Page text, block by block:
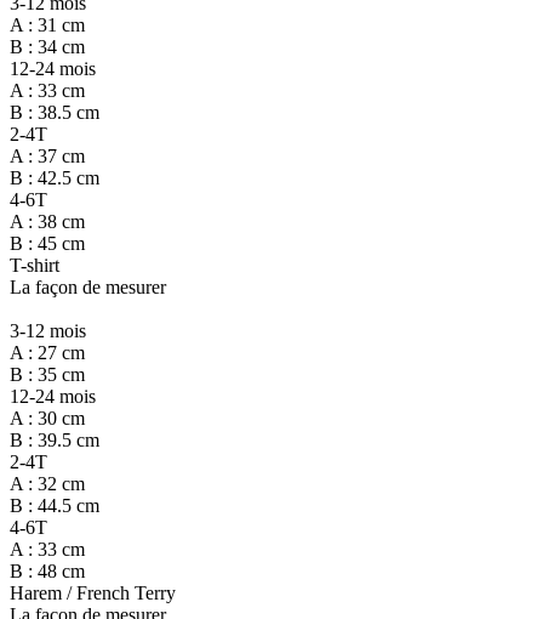
A : 31 cm
B : 34 cm
12-24 mois
A : 33 cm
B : 38.5 cm
2-4T
A : 37 cm
B : 42.5 cm
4-6T
A : 38 cm
B : 45 cm
T-shirt
La façon de mesurer
3-12 mois
A : 27 cm
B : 35 cm
12-24 mois
A : 30 cm
B : 39.5 cm
2-4T
A : 32 cm
B : 44.5 cm
4-6T
A : 33 cm
B : 48 cm
Harem / French Terry
La façon de mesurer